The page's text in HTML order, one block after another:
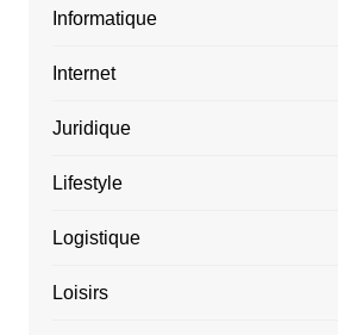
Informatique
Internet
Juridique
Lifestyle
Logistique
Loisirs